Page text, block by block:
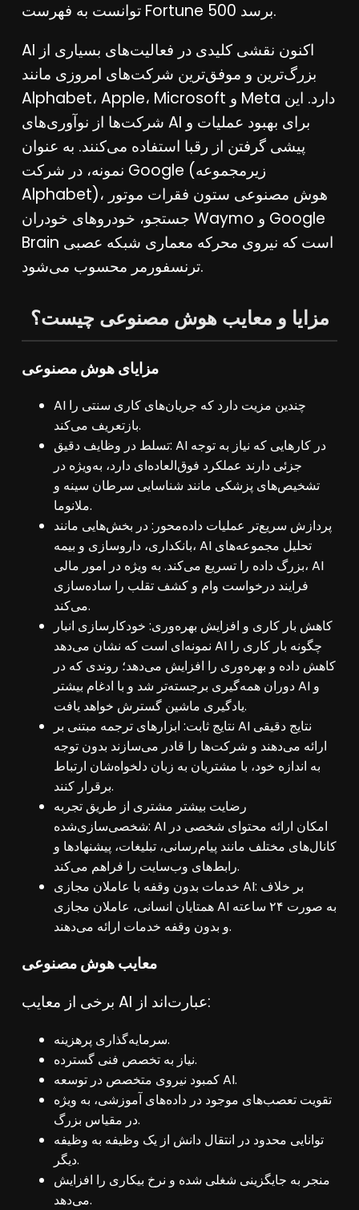
توانست به فهرست Fortune 500 برسد.
AI اکنون نقشی کلیدی در فعالیت‌های بسیاری از
بزرگ‌ترین و موفق‌ترین شرکت‌های امروزی مانند
Alphabet، Apple، Microsoft و Meta دارد. این
شرکت‌ها از نوآوری‌های AI برای بهبود عملیات و
پیشی گرفتن از رقبا استفاده می‌کنند. به عنوان
نمونه، در شرکت Google (زیرمجموعه
Alphabet)، هوش مصنوعی ستون فقرات موتور
جستجو، خودروهای خودران Waymo و Google
Brain است که نیروی محرکه معماری شبکه عصبی
ترنسفورمر محسوب می‌شود.
مزایا و معایب هوش مصنوعی چیست؟
مزایای هوش مصنوعی
AI چندین مزیت دارد که جریان‌های کاری سنتی را
بازتعریف می‌کند.
تسلط در وظایف دقیق: AI در کارهایی که نیاز به توجه
جزئی دارند عملکرد فوق‌العاده‌ای دارد، به‌ویژه در
تشخیص‌های پزشکی مانند شناسایی سرطان سینه و
ملانوما.
پردازش سریع‌تر عملیات داده‌محور: در بخش‌هایی مانند
بانکداری، داروسازی و بیمه، AI تحلیل مجموعه‌های
بزرگ داده را تسریع می‌کند. به ویژه در امور مالی، AI
فرایند درخواست وام و کشف تقلب را ساده‌سازی
می‌کند.
کاهش بار کاری و افزایش بهره‌وری: خودکارسازی انبار
نمونه‌ای است که نشان می‌دهد AI چگونه بار کاری را
کاهش داده و بهره‌وری را افزایش می‌دهد؛ روندی که در
دوران همه‌گیری برجسته‌تر شد و با ادغام بیشتر AI و
یادگیری ماشین گسترش خواهد یافت.
نتایج ثابت: ابزارهای ترجمه مبتنی بر AI نتایج دقیقی
ارائه می‌دهند و شرکت‌ها را قادر می‌سازند بدون توجه
به اندازه خود، با مشتریان به زبان دلخواه‌شان ارتباط
برقرار کنند.
رضایت بیشتر مشتری از طریق تجربه
شخصی‌سازی‌شده: AI امکان ارائه محتوای شخصی در
کانال‌های مختلف مانند پیام‌رسانی، تبلیغات، پیشنهادها و
رابط‌های وب‌سایت را فراهم می‌کند.
خدمات بدون وقفه با عاملان مجازی AI: بر خلاف
همتایان انسانی، عاملان مجازی AI به صورت ۲۴ ساعته
و بدون وقفه خدمات ارائه می‌دهند.
معایب هوش مصنوعی
برخی از معایب AI عبارت‌اند از:
سرمایه‌گذاری پرهزینه.
نیاز به تخصص فنی گسترده.
کمبود نیروی متخصص در توسعه AI.
تقویت تعصب‌های موجود در داده‌های آموزشی، به ویژه
در مقیاس بزرگ.
توانایی محدود در انتقال دانش از یک وظیفه به وظیفه
دیگر.
منجر به جایگزینی شغلی شده و نرخ بیکاری را افزایش
می‌دهد.